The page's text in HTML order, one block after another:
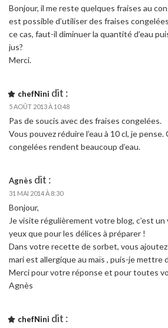
Bonjour, il me reste quelques fraises au
est possible d’utiliser des fraises
ce cas, faut-il diminuer la quantité d’eau
jus?
Merci.
chefNini dit :
5 AOÛT 2013 À 10:48
Pas de soucis avec des fraises congelées.
Vous pouvez réduire l’eau à 10 cl, je pense.
congelées rendent beaucoup d’eau.
Agnès dit :
31 MAI 2014 À 8:30
Bonjour,
Je visite régulièrement votre blog, c’est
yeux que pour les délices à préparer !
Dans votre recette de sorbet, vous ajoutez
mari est allergique au maïs , puis-je mettre
Merci pour votre réponse et pour toutes
Agnès
chefNini dit :